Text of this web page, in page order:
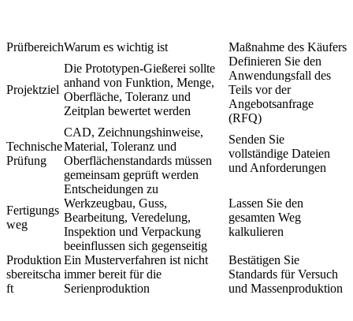
PrüfbereichWarum es wichtig ist Maßnahme des Käufers
Projektziel
Die Prototypen-Gießerei sollte
anhand von Funktion, Menge,
Oberfläche, Toleranz und
Zeitplan bewertet werden
Definieren Sie den
Anwendungsfall des
Teils vor der
Angebotsanfrage
(RFQ)
Technische
Prüfung
CAD, Zeichnungshinweise,
Material, Toleranz und
Oberflächenstandards müssen
gemeinsam geprüft werden
Senden Sie
vollständige Dateien
und Anforderungen
Fertigungs
weg
Entscheidungen zu
Werkzeugbau, Guss,
Bearbeitung, Veredelung,
Inspektion und Verpackung
beeinflussen sich gegenseitig
Lassen Sie den
gesamten Weg
kalkulieren
Produktion
sbereitscha
ft
Ein Musterverfahren ist nicht
immer bereit für die
Serienproduktion
Bestätigen Sie
Standards für Versuch
und Massenproduktion